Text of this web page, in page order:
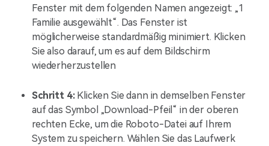
Fenster mit dem folgenden Namen angezeigt: „1
Familie ausgewählt“. Das Fenster ist
möglicherweise standardmäßig minimiert. Klicken
Sie also darauf, um es auf dem Bildschirm
wiederherzustellen
Schritt 4:Klicken Sie dann in demselben Fenster
auf das Symbol „Download-Pfeil“ in der oberen
rechten Ecke, um die Roboto-Datei auf Ihrem
System zu speichern. Wählen Sie das Laufwerk